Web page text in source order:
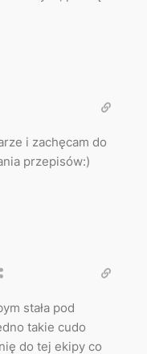
i zachęcam do
przepisów:)
stała pod
takie cudo
do tej ekipy co